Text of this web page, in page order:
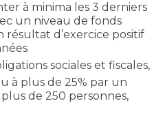
à minima les 3 derniers
un niveau de fonds
résultat d’exercice positif
sociales et fiscales,
à plus de 25% par un
de 250 personnes,